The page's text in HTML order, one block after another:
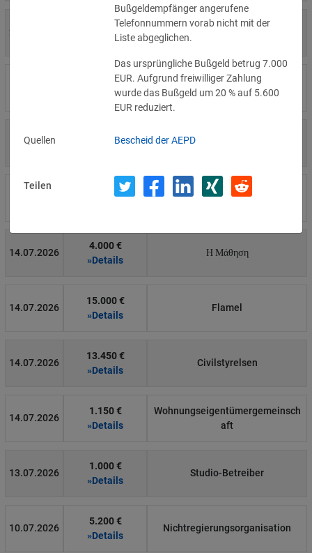
29.07.2026
700 €
»Details
1.715.600 €
»Details
Wind Tre
15.07.2026
6.358 €
8.500 €
Wirtschaftsprüfungsgesellschaft
14.07.2026
4.000 €
»Details
Η Μάθηση
14.07.2026
15.000 €
»Details
Flamel
14.07.2026
13.450 €
»Details
Civilstyrelsen
14.07.2026
1.150 €
»Details
Wohnungseigentümergemeinsch
aft
13.07.2026
1.000 €
»Details
Studio-Betreiber
10.07.2026
5.200 €
»Details
Nichtregierungsorganisation
Bußgeldempfänger angerufene
Telefonnummern vorab nicht mit der
Liste abgeglichen.
Das ursprüngliche Bußgeld betrug 7.000
EUR. Aufgrund freiwilliger Zahlung
wurde das Bußgeld um 20 % auf 5.600
EUR reduziert.
Quellen Bescheid der AEPD
Teilen